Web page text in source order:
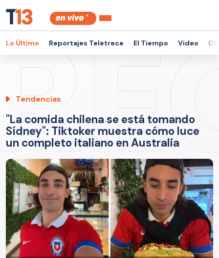
Lo Último Reportajes Teletrece El Tiempo Video
Tendencias
"La comida chilena se está tomando
Sídney": Tiktoker muestra cómo luce
un completo italiano en Australia